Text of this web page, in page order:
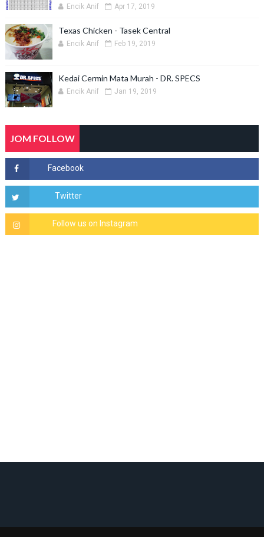
Encik Anif Apr 17, 2019
Texas Chicken - Tasek Central
Encik Anif Feb 19, 2019
Kedai Cermin Mata Murah - DR. SPECS
Encik Anif Jan 19, 2019
JOM FOLLOW